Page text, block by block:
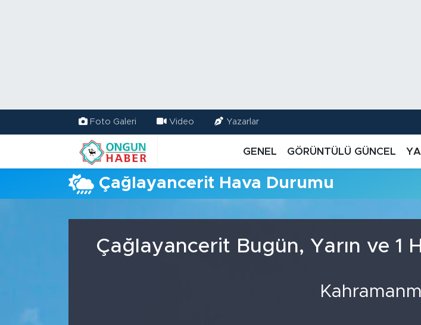
Foto Galeri Video Yazarlar
GENEL GÖRÜNTÜLÜ GÜNCEL
Çağlayancerit Hava Durumu
Çağlayancerit Bugün, Yarın ve 1
Trafik Durumu
TFF 2.Lig Kırmızı Grup Puan Durumu ve Fikstür
Tüm Manşetler